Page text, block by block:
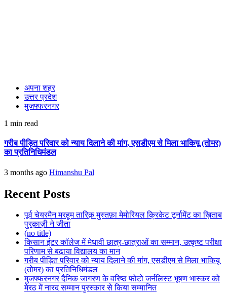
अपना शहर
उत्तर प्रदेश
मुजफ्फरनगर
1 min read
गरीब पीड़ित परिवार को न्याय दिलाने की मांग, एसडीएम से मिला भाकियू (तोमर)
का प्रतिनिधिमंडल
3 months ago Himanshu Pal
Recent Posts
पूर्व चेयरमैन मरहूम तारिक़ मुस्तफ़ा मेमोरियल क्रिकेट टूर्नामेंट का ख़िताब
पुरक़ाज़ी ने जीता
(no title)
किसान इंटर कॉलेज में मेधावी छात्र-छात्राओं का सम्मान, उत्कृष्ट परीक्षा
परिणाम से बढ़ाया विद्यालय का मान
गरीब पीड़ित परिवार को न्याय दिलाने की मांग, एसडीएम से मिला भाकियू
(तोमर) का प्रतिनिधिमंडल
मुजफ्फरनगर दैनिक जागरण के वरिष्ठ फोटो जर्नलिस्ट भूषण भास्कर को
मेरठ में नारद सम्मान पुरस्कार से किया सम्मानित